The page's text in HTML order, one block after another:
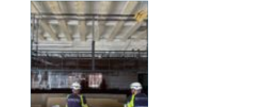
arbetsmarknaden eller
en naturlig utveckling i
ett jobb inom transport
och logistik. I Uddevalla
finns goda mö...